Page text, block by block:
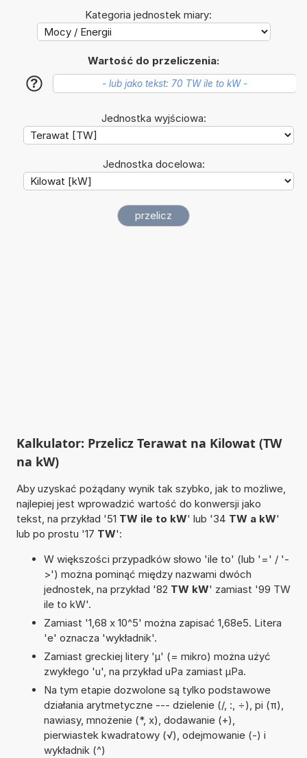
Kategoria jednostek miary:
Wartość do przeliczenia:
?
Jednostka wyjściowa:
Jednostka docelowa:
Kalkulator: Przelicz Terawat na Kilowat (TW
na kW)
Aby uzyskać pożądany wynik tak szybko, jak to możliwe,
najlepiej jest wprowadzić wartość do konwersji jako
tekst, na przykład '51 TW ile to kW' lub '34 TW a kW'
lub po prostu '17 TW':
W większości przypadków słowo 'ile to' (lub '=' / '-
>') można pominąć między nazwami dwóch
jednostek, na przykład '82 TW kW' zamiast '99 TW
ile to kW'.
Zamiast '1,68 x 10^5' można zapisać 1,68e5. Litera
'e' oznacza 'wykładnik'.
Zamiast greckiej litery 'µ' (= mikro) można użyć
zwykłego 'u', na przykład uPa zamiast µPa.
Na tym etapie dozwolone są tylko podstawowe
działania arytmetyczne --- dzielenie (/, :, ÷), pi (π),
nawiasy, mnożenie (*, x), dodawanie (+),
pierwiastek kwadratowy (√), odejmowanie (-) i
wykładnik (^)